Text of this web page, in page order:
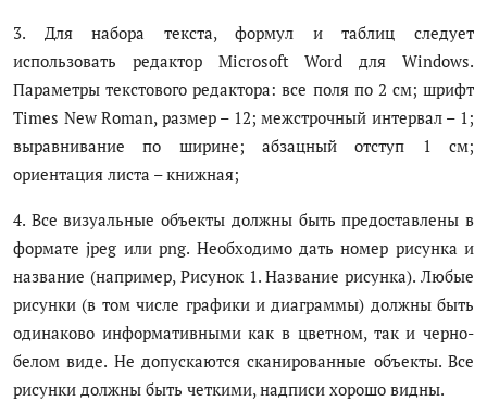
Статистика
Проблемы Арала
Антикоррупция
Русский
3. Для набора текста, формул и таблиц следует
использовать редактор Microsoft Word для Windows.
Параметры текстового редактора: все поля по 2 см; шрифт
Times New Roman, размер – 12; межстрочный интервал – 1;
выравнивание по ширине; абзацный отступ 1 см;
ориентация листа – книжная;
4. Все визуальные объекты должны быть предоставлены в
формате jpeg или png. Необходимо дать номер рисунка и
название (например, Рисунок 1. Название рисунка). Любые
рисунки (в том числе графики и диаграммы) должны быть
одинаково информативными как в цветном, так и черно-
белом виде. Не допускаются сканированные объекты. Все
рисунки должны быть четкими, надписи хорошо видны.